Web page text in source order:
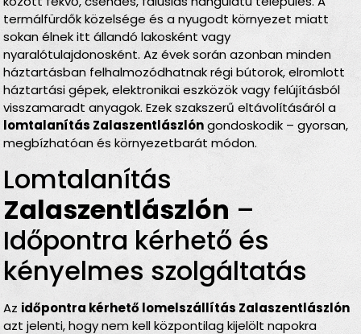
termálfürdők közelsége és a nyugodt környezet miatt
sokan élnek itt állandó lakosként vagy
nyaralótulajdonosként. Az évek során azonban minden
háztartásban felhalmozódhatnak régi bútorok, elromlott
háztartási gépek, elektronikai eszközök vagy felújításból
visszamaradt anyagok. Ezek szakszerű eltávolításáról a
lomtalanítás Zalaszentlászlóngondoskodik – gyorsan,
megbízhatóan és környezetbarát módon.
Lomtalanítás
Zalaszentlászlón –
Időpontra kérhető és
kényelmes szolgáltatás
Az időpontra kérhető lomelszállítás Zalaszentlászlón
azt jelenti, hogy nem kell központilag kijelölt napokra